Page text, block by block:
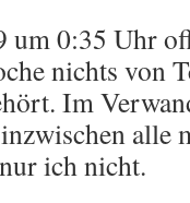
0:35 Uhr
nichts von
Im
alle
ich nicht.